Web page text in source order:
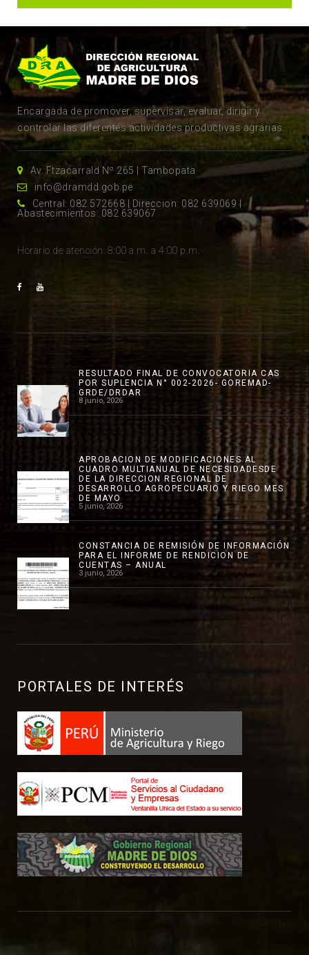
Encargada de promover, supervisar, evaluar, dirigir y
controlar las diferentes actividades productivas agrarias.
Av. Ftzacarrald Nº 265 | Tambopata
info@dramdd.gob.pe
Central: 082 572668 | Direccion: 082 639069 |
Abastecimientos: 082 639067
Horario de atención: 8:00 a.m. a 4:00 p.m.
RESULTADO FINAL DE CONVOCATORIA CAS
POR SUPLENCIA N° 002-2026- GOREMAD-
GRDE/DRDAR
8 junio, 2026
APROBACION DE MODIFICACIONES AL
CUADRO MULTIANUAL DE NECESIDADESDE
DE LA DIRECCION REGIONAL DE
DESARROLLO AGROPECUARIO Y RIEGO MES
DE MAYO
5 junio, 2026
CONSTANCIA DE REMISIÓN DE INFORMACIÓN
PARA EL INFORME DE RENDICION DE
CUENTAS – ANUAL
3 junio, 2026
PORTALES DE INTERÉS